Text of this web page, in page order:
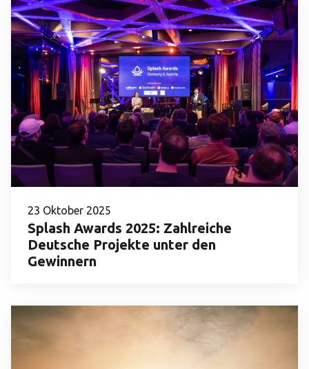
23 Oktober 2025
Splash Awards 2025: Zahlreiche
Deutsche Projekte unter den
Gewinnern